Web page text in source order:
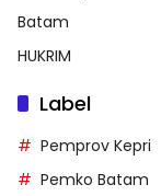
Batam
HUKRIM
Label
Pemprov Kepri
Pemko Batam